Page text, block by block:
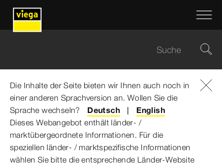
Die Inhalte der Seite bieten wir Ihnen auch noch in
einer anderen Sprachversion an. Wollen Sie die
Sprache wechseln?
Deutsch
English
Dieses Webangebot enthält länder- /
marktübergeordnete Informationen. Für die
speziellen länder- / marktspezifische Informationen
wählen Sie bitte die entsprechende Länder-Website
Viega Gruppe ... Bewerbungsprozess
Rund um Bewerbung und
Einstieg